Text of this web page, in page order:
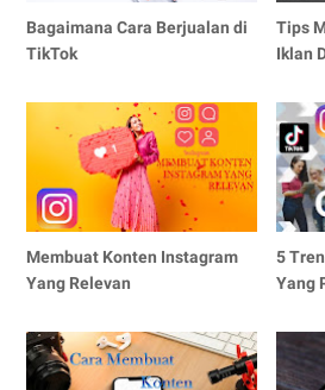
Bagaimana Cara Berjualan di
TikTok
Tips
Iklan
Membuat Konten Instagram
Yang Relevan
5
Yang